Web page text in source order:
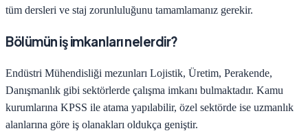
tüm dersleri ve staj zorunluluğunu tamamlamanız gerekir.
Bölümün iş imkanları nelerdir?
Endüstri Mühendisliği mezunları Lojistik, Üretim, Perakende,
Danışmanlık gibi sektörlerde çalışma imkanı bulmaktadır. Kamu
kurumlarına KPSS ile atama yapılabilir, özel sektörde ise uzmanlık
alanlarına göre iş olanakları oldukça geniştir.